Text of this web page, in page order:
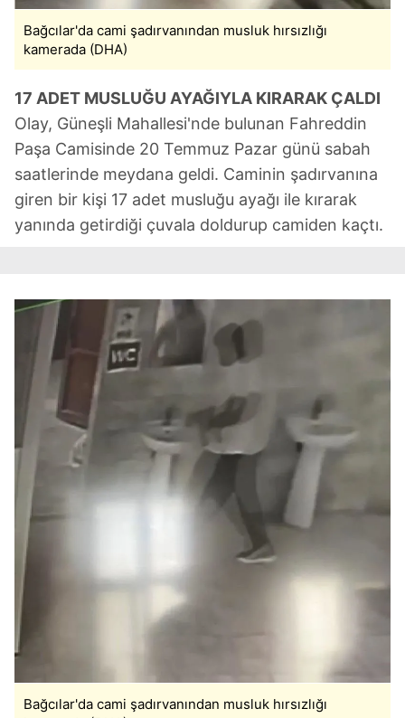
Bağcılar'da cami şadırvanından musluk hırsızlığı
kamerada (DHA)
17 ADET MUSLUĞU AYAĞIYLA KIRARAK ÇALDI
Olay, Güneşli Mahallesi'nde bulunan Fahreddin
Paşa Camisinde 20 Temmuz Pazar günü sabah
saatlerinde meydana geldi. Caminin şadırvanına
giren bir kişi 17 adet musluğu ayağı ile kırarak
yanında getirdiği çuvala doldurup camiden kaçtı.
Bağcılar'da cami şadırvanından musluk hırsızlığı